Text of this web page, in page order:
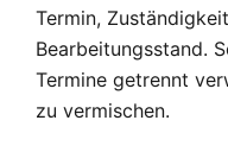
Termin,
Bearbeitungsstand.
Termine getrennt
zu vermischen.